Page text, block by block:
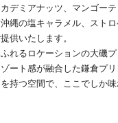
デミアナッツ、マンゴー
縄の塩キャラメル、スト
供いたします。
れるロケーションの大磯
ート感が融合した鎌倉プ
持つ空間で、ここでしか